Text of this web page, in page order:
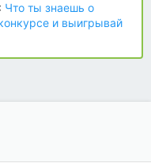
Что ты знаешь о
и выигрывай